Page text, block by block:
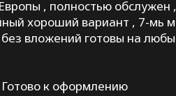
, полностью обслужен
хороший вариант , 7-мь
вложений готовы на
к оформлению